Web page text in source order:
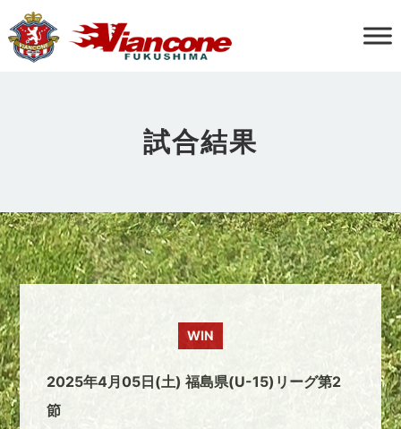
試合結果
WIN
2025年4月05日(土) 福島県(U-15)リーグ第2
節